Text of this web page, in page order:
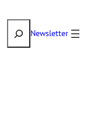
SuchenNewsletter